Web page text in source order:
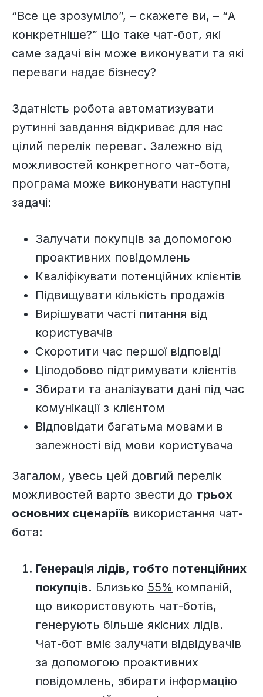
“Все це зрозуміло”, – скажете ви, – “А
конкретніше?” Що таке чат-бот, які
саме задачі він може виконувати та які
переваги надає бізнесу?
Здатність робота автоматизувати
рутинні завдання відкриває для нас
цілий перелік переваг. Залежно від
можливостей конкретного чат-бота,
програма може виконувати наступні
задачі:
Залучати покупців за допомогою
проактивних повідомлень
Кваліфікувати потенційних клієнтів
Підвищувати кількість продажів
Вирішувати часті питання від
користувачів
Скоротити час першої відповіді
Цілодобово підтримувати клієнтів
Збирати та аналізувати дані під час
комунікації з клієнтом
Відповідати багатьма мовами в
залежності від мови користувача
Загалом, увесь цей довгий перелік
можливостей варто звести до трьох
основних сценаріїв використання чат-
бота:
Генерація лідів, тобто потенційних
покупців. Близько 55% компаній,
що використовують чат-ботів,
генерують більше якісних лідів.
Чат-бот вміє залучати відвідувачів
за допомогою проактивних
повідомлень, збирати інформацію